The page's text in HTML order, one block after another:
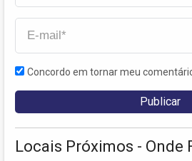
Concordo em tornar meu
Locais Próximos - Onde